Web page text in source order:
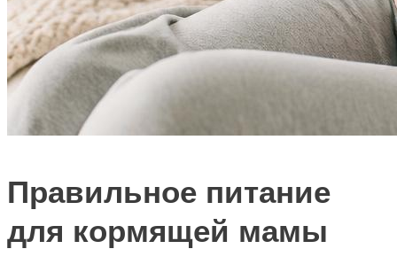
Правильное питание
для кормящей мамы